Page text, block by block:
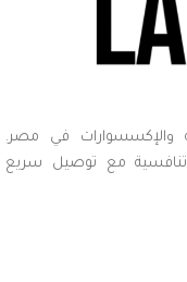
والإكسسوارات في مصر.
تنافسية مع توصيل سريع